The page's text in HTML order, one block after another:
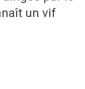
un vif